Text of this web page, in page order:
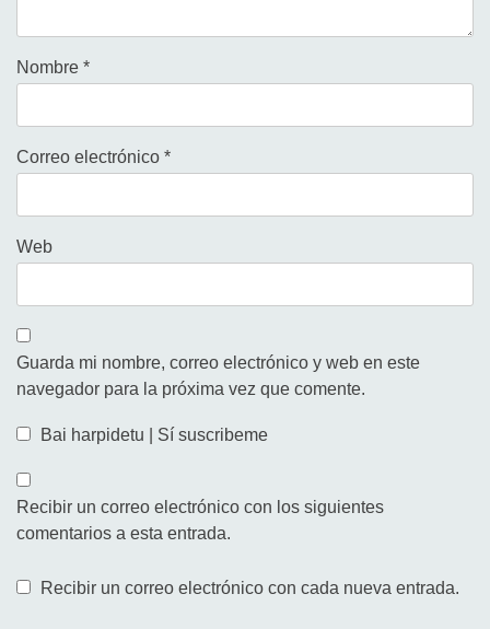
Nombre *
Correo electrónico *
Web
Guarda mi nombre, correo electrónico y web en este
navegador para la próxima vez que comente.
Bai harpidetu | Sí suscribeme
Recibir un correo electrónico con los siguientes
comentarios a esta entrada.
Recibir un correo electrónico con cada nueva entrada.